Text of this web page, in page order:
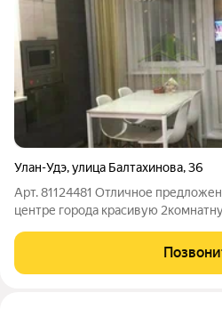
Улан-Удэ,улица Балтахинова,36
Арт. 81124481 Отличное
центре города красивую
невысокий этаж. Окна выходят во
комнат: кухня-гостинaя, детcкая,